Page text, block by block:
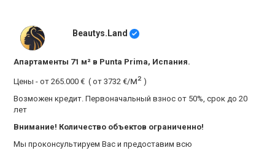
Beautys.Land
Апартаменты 71 м² в Punta Prima, Испания.
Цены - от 265.000 € ( от 3732 €/м² )
Возможен кредит. Первоначальный взнос от 50%, срок до 20
лет
Внимание! Количество объектов ограниченно!
Мы проконсультируем Вас и предоставим всю